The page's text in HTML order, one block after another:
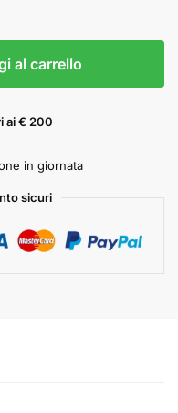
al carrello
ai € 200
in giornata
sicuri